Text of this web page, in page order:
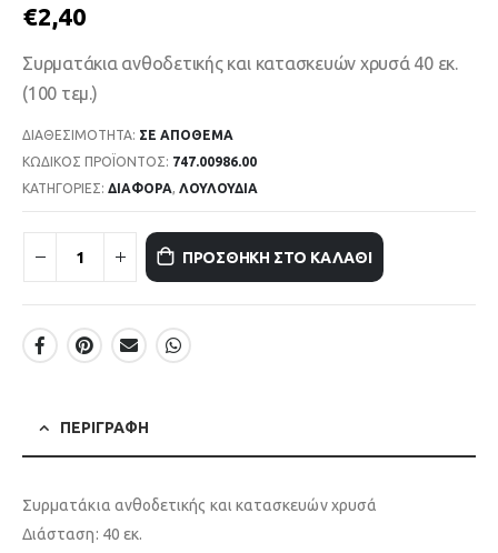
€2,40
Συρματάκια ανθοδετικής και κατασκευών χρυσά 40 εκ.
(100 τεμ.)
ΔΙΑΘΕΣΙΜΌΤΗΤΑ: ΣΕ ΑΠΌΘΕΜΑ
ΚΩΔΙΚΌΣ ΠΡΟΪΌΝΤΟΣ: 747.00986.00
ΚΑΤΗΓΟΡΊΕΣ: ΔΙΑΦΟΡΑ, ΛΟΥΛΟΥΔΙΑ
ΠΡΟΣΘΉΚΗ ΣΤΟ ΚΑΛΆΘΙ
ΠΕΡΙΓΡΑΦΉ
Συρματάκια ανθοδετικής και κατασκευών χρυσά
Διάσταση: 40 εκ.